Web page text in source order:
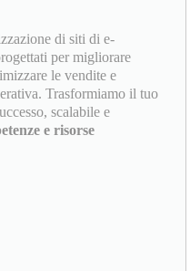
di siti di e-
per migliorare
le vendite e
Trasformiamo il tuo
scalabile e
e risorse